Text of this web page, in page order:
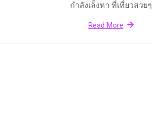
กำลังเล็งหา ที่เที่ยวสวยๆ
Read More